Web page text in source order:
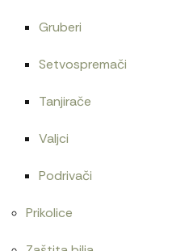
Gruberi
Setvospremači
Tanjirače
Valjci
Podrivači
Prikolice
Cev goriva T25 1104150